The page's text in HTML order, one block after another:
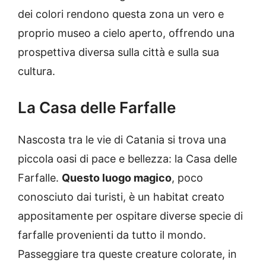
dei colori rendono questa zona un vero e
proprio museo a cielo aperto, offrendo una
prospettiva diversa sulla città e sulla sua
cultura.
La Casa delle Farfalle
Nascosta tra le vie di Catania si trova una
piccola oasi di pace e bellezza: la Casa delle
Farfalle. Questo luogo magico, poco
conosciuto dai turisti, è un habitat creato
appositamente per ospitare diverse specie di
farfalle provenienti da tutto il mondo.
Passeggiare tra queste creature colorate, in